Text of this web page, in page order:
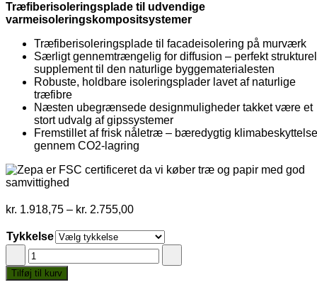
Træfiberisoleringsplade til udvendige
varmeisoleringskompositsystemer
Træfiberisoleringsplade til facadeisolering på murværk
Særligt gennemtrængelig for diffusion – perfekt
supplement til den naturlige byggematerialesten
Robuste, holdbare isoleringsplader lavet af naturlige
træfibre
Næsten ubegrænsede designmuligheder takket være et
stort udvalg af gipssystemer
Fremstillet af frisk nåletræ – bæredygtig klimabeskyttelse
gennem CO2-lagring
kr. 1.918,75 – kr. 2.755,00Prisinterval:
til
kr. 2.755,00
Tykkelse
STEICOprotect
L
dry
Tilføj til kurv